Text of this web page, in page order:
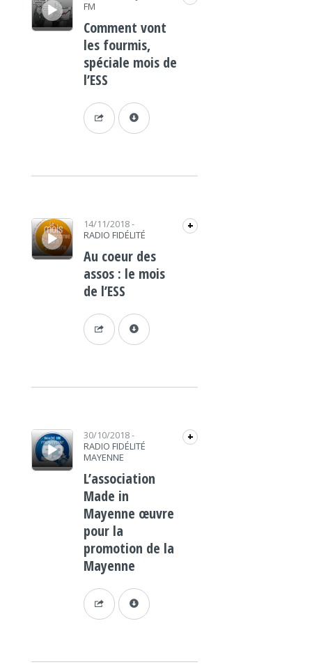
FM
Comment vont
les fourmis,
spéciale mois de
l’ESS
Lecteur audio 14/11/2018-
RADIO FIDÉLITÉ
+
Au coeur des
assos : le mois
de l’ESS
Lecteur audio 30/10/2018-
RADIO FIDÉLITÉ
MAYENNE
+
L’association
Made in
Mayenne œuvre
pour la
promotion de la
Mayenne